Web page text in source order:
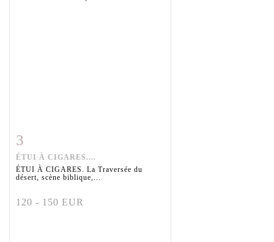
3
ÉTUI À CIGARES....
ÉTUI À CIGARES. La Traversée du
désert, scène biblique,...
120 - 150 EUR